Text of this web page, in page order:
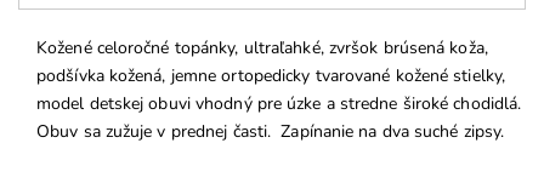
Kožené celoročné topánky, ultraľahké, zvršok brúsená koža,
podšívka kožená, jemne ortopedicky tvarované kožené stielky,
model detskej obuvi vhodný pre úzke a stredne široké chodidlá.
Obuv sa zužuje v prednej časti. Zapínanie na dva suché zipsy.